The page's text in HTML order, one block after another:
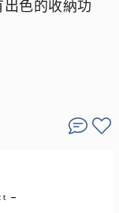
色的收納功